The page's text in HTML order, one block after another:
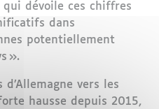
dévoile ces chiffres
dans
potentiellement
».
vers les
hausse depuis 2015,